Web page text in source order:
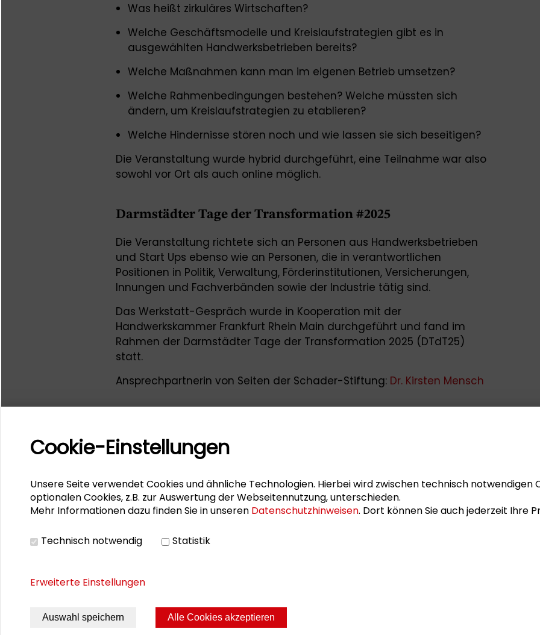
Was heißt zirkuläres Wirtschaften?
Welche Geschäftsmodelle und Kreislaufstrategien gibt es in
ausgewählten Handwerksbetrieben bereits?
Welche Maßnahmen kann man im eigenen Betrieb umsetzen?
Welche Rahmenbedingungen bestehen? Welche müssten sich
ändern, um Kreislaufstrategien zu etablieren?
Welche Hindernisse stören noch und wie lassen sie sich beseitigen?
Die Veranstaltung wurde hybrid durchgeführt, eine Teilnahme war also
sowohl vor Ort als auch online möglich.
Darmstädter Tage der Transformation #2025
Die Veranstaltung richtete sich an Personen aus Handwerksbetrieben
und Start Ups ebenso wie an Personen, die in verantwortlichen
Positionen in Politik, Verwaltung, Förderinstitutionen, Versicherungen,
Innungen und Fachverbänden sowie der Industrie tätig sind.
Das Werkstatt-Gespräch wurde in Kooperation mit der
Handwerkskammer Frankfurt Rhein Main durchgeführt und fand im
Rahmen der Darmstädter Tage der Transformation 2025 (DTdT25)
statt.
Ansprechpartnerin von Seiten der Schader-Stiftung: Dr. Kirsten Mensch
Seite drucken Sitemap Impressum
Cookie-Einstellungen
Unsere Seite verwendet Cookies und ähnliche Technologien. Hierbei wird zwischen technisch
optionalen Cookies, z.B. zur Auswertung der Webseitennutzung, unterschieden.
Mehr Informationen dazu finden Sie in unseren Datenschutzhinweisen. Dort können Sie auch jederzeit Ihre
Technisch notwendig Statistik
Erweiterte Einstellungen
Auswahl speichern Alle Cookies akzeptieren